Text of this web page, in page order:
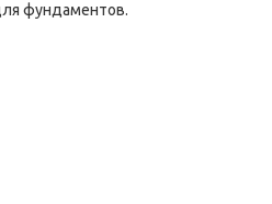
фундаментов.